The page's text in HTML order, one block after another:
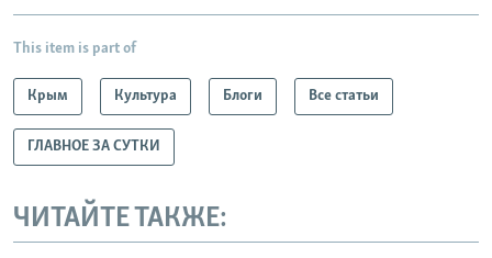
This item is part of
Крым Культура Блоги Все статьи
ГЛАВНОЕ ЗА СУТКИ
ЧИТАЙТЕ ТАКЖЕ: